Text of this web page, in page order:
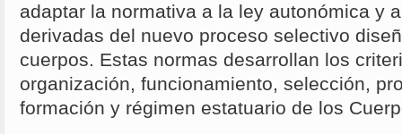
adaptar la normativa a la ley autonómica y
derivadas del nuevo proceso selectivo
cuerpos. Estas normas desarrollan los
organización, funcionamiento, selección,
formación y régimen estatuario de los